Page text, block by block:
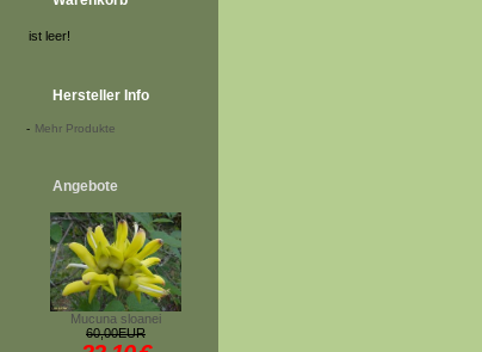
ist leer!
Hersteller Info
- Mehr Produkte
Angebote
Mucuna sloanei
60,00EUR